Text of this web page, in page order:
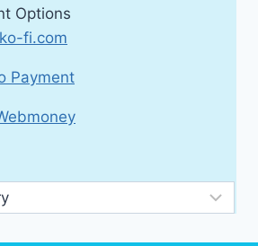
Options
ko-fi.com
Payment